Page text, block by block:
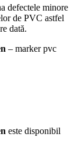
defectele minore
de PVC astfel
dată.
– marker pvc
este disponibil